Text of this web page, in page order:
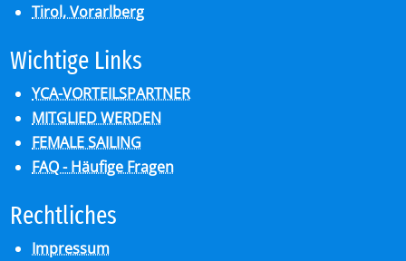
Tirol, Vorarlberg
Wich­ti­ge Links
YCA-VORTEILSPARTNER
MITGLIED WERDEN
FEMALE SAILING
FAQ - Häufige Fragen
Recht­li­ches
Impressum